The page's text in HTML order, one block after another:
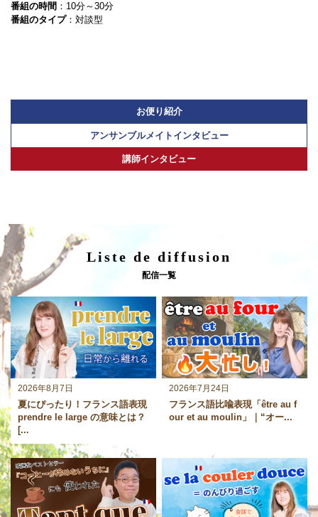
番組の時間 ：10分～30分
番組のタイプ：対談型
お便り紹介
アンサンブルメイトインタビュー
講師インタビュー
Liste de diffusion
配信一覧
2026年8月7日
夏にぴったり！フランス語表現
prendre le large の意味とは？
[...
2026年7月24日
フランス語比喩表現「être au f
our et au moulin」｜“オー...